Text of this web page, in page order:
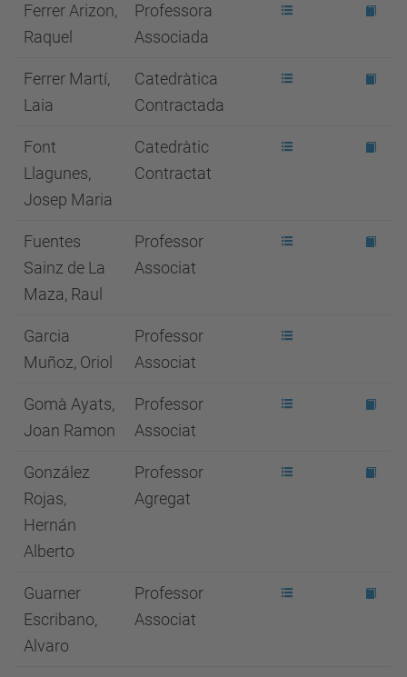
Ferrer Arizon,
Raquel
Professora
Associada
Ferrer Martí,
Laia
Catedràtica
Contractada
Font
Llagunes,
Josep Maria
Catedràtic
Contractat
Fuentes
Sainz de La
Maza, Raul
Professor
Associat
Garcia
Muñoz, Oriol
Professor
Associat
Gomà Ayats,
Joan Ramon
Professor
Associat
González
Rojas,
Hernán
Alberto
Professor
Agregat
Guarner
Escribano,
Alvaro
Professor
Associat